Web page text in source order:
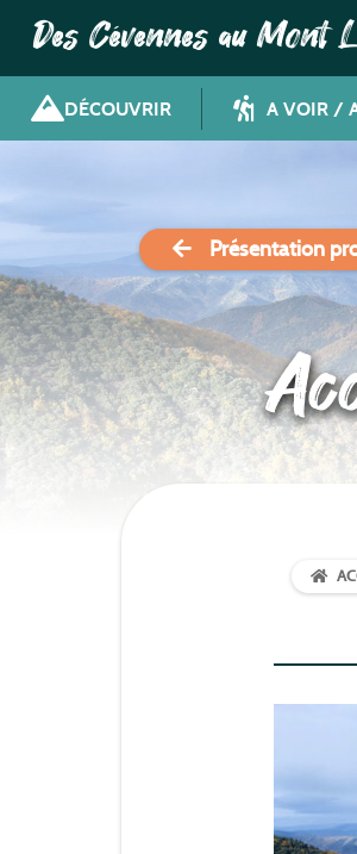
Des Cévennes au Mont
DÉCOUVRIR A VOIR /
Présentation